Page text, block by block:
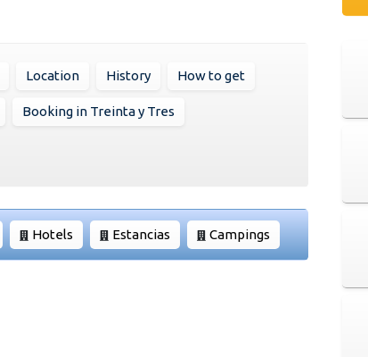
Location History How to get
Booking in Treinta y Tres
Hotels Estancias Campings